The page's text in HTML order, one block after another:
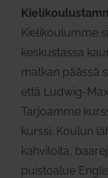
Kielikoulumme
keskustassa
matkan päässä
että Ludwig-
Tarjoamme
kurssi. Koulun
kahviloita,
puistoalue